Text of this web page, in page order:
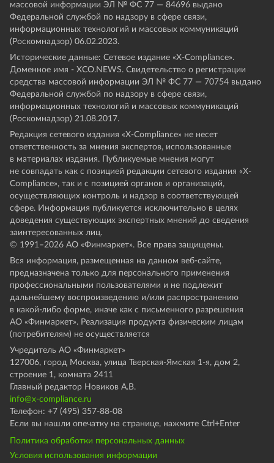
массовой информации ЭЛ № ФС 77 — 84696 выдано
Федеральной службой по надзору в сфере связи,
информационных технологий и массовых коммуникаций
(Роскомнадзор) 06.02.2023.
Исторические данные: Сетевое издание «Х-Compliance».
Доменное имя - XCO.NEWS. Свидетельство о регистрации
средства массовой информации ЭЛ № ФС 77 — 70754 выдано
Федеральной службой по надзору в сфере связи,
информационных технологий и массовых коммуникаций
(Роскомнадзор) 21.08.2017.
Редакция сетевого издания «X-Compliance» не несет
ответственность за мнения экспертов, использованные
в материалах издания. Публикуемые мнения могут
не совпадать как с позицией редакции сетевого издания «X-
Compliance», так и с позицией органов и организаций,
осуществляющих контроль и надзор в соответствующей
сфере. Информация публикуется исключительно в целях
доведения существующих экспертных мнений до сведения
заинтересованных лиц.
© 1991–2026 АО «Финмаркет». Все права защищены.
Вся информация, размещенная на данном веб-сайте,
предназначена только для персонального применения
профессиональными пользователями и не подлежит
дальнейшему воспроизведению и/или распространению
в какой-либо форме, иначе как с письменного разрешения
АО «Финмаркет». Реализация продукта физическим лицам
(потребителям) не осуществляется
Учредитель АО «Финмаркет»
127006, город Москва, улица Тверская-Ямская 1-я, дом 2,
строение 1, комната 2411
Главный редактор Новиков А.В.
info@x-compliance.ru
Телефон: +7 (495) 357-88-08
Если вы нашли опечатку на странице, нажмите Ctrl+Enter
Политика обработки персональных данных
Условия использования информации